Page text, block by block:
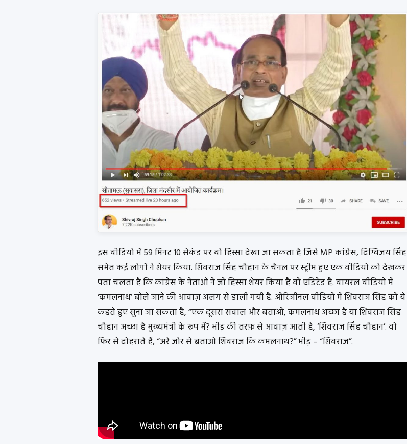
इस वीडियो में 59 मिनट 10 सेकंड पर वो हिस्सा देखा जा सकता है जिसे MP कांग्रेस, दिग्विजय सिंह
समेत कई लोगों ने शेयर किया. शिवराज सिंह चौहान के चैनल पर स्ट्रीम हुए एक वीडियो को देखकर
पता चलता है कि कांग्रेस के नेताओं ने जो हिस्सा शेयर किया है वो एडिटेड है. वायरल वीडियो में
‘कमलनाथ’ बोले जाने की आवाज़ अलग से डाली गयी है. ओरिजीनल वीडियो में शिवराज सिंह को ये
कहते हुए सुना जा सकता है, “एक दूसरा सवाल और बताओ, कमलनाथ अच्छा है या शिवराज सिंह
चौहान अच्छा है मुख्यमंत्री के रूप में? भीड़ की तरफ़ से आवाज़ आती है, ‘शिवराज सिंह चौहान’. वो
फिर से दोहराते हैं, “अरे जोर से बताओ शिवराज कि कमलनाथ?” भीड़ – “शिवराज”.